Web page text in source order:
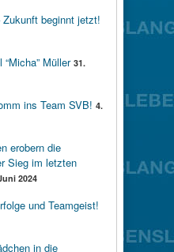
beginnt jetzt!
Müller 31.
ins Team SVB! 4.
erobern die
Sieg im letzten
2024
und Teamgeist!
in die